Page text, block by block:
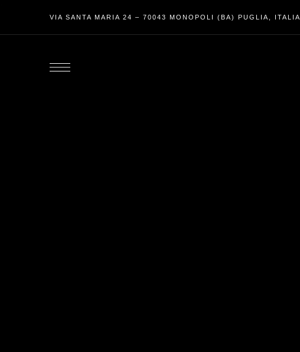
VIA SANTA MARIA 24 – 70043 MONOPOLI (BA) PUGLIA, ITALIA